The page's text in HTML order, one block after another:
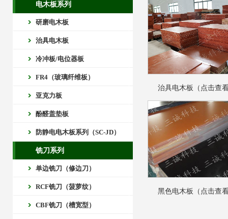
电木板系列
研磨电木板
治具电木板
冷冲板/电位器板
FR4（玻璃纤维板）
亚克力板
酚醛盖垫板
防静电电木板系列（SC-JD）
铣刀系列
单边铣刀（修边刀）
RCF铣刀（菠萝纹）
CBF铣刀（槽宽型）
治具电木板（点击查
黑色电木板（点击查